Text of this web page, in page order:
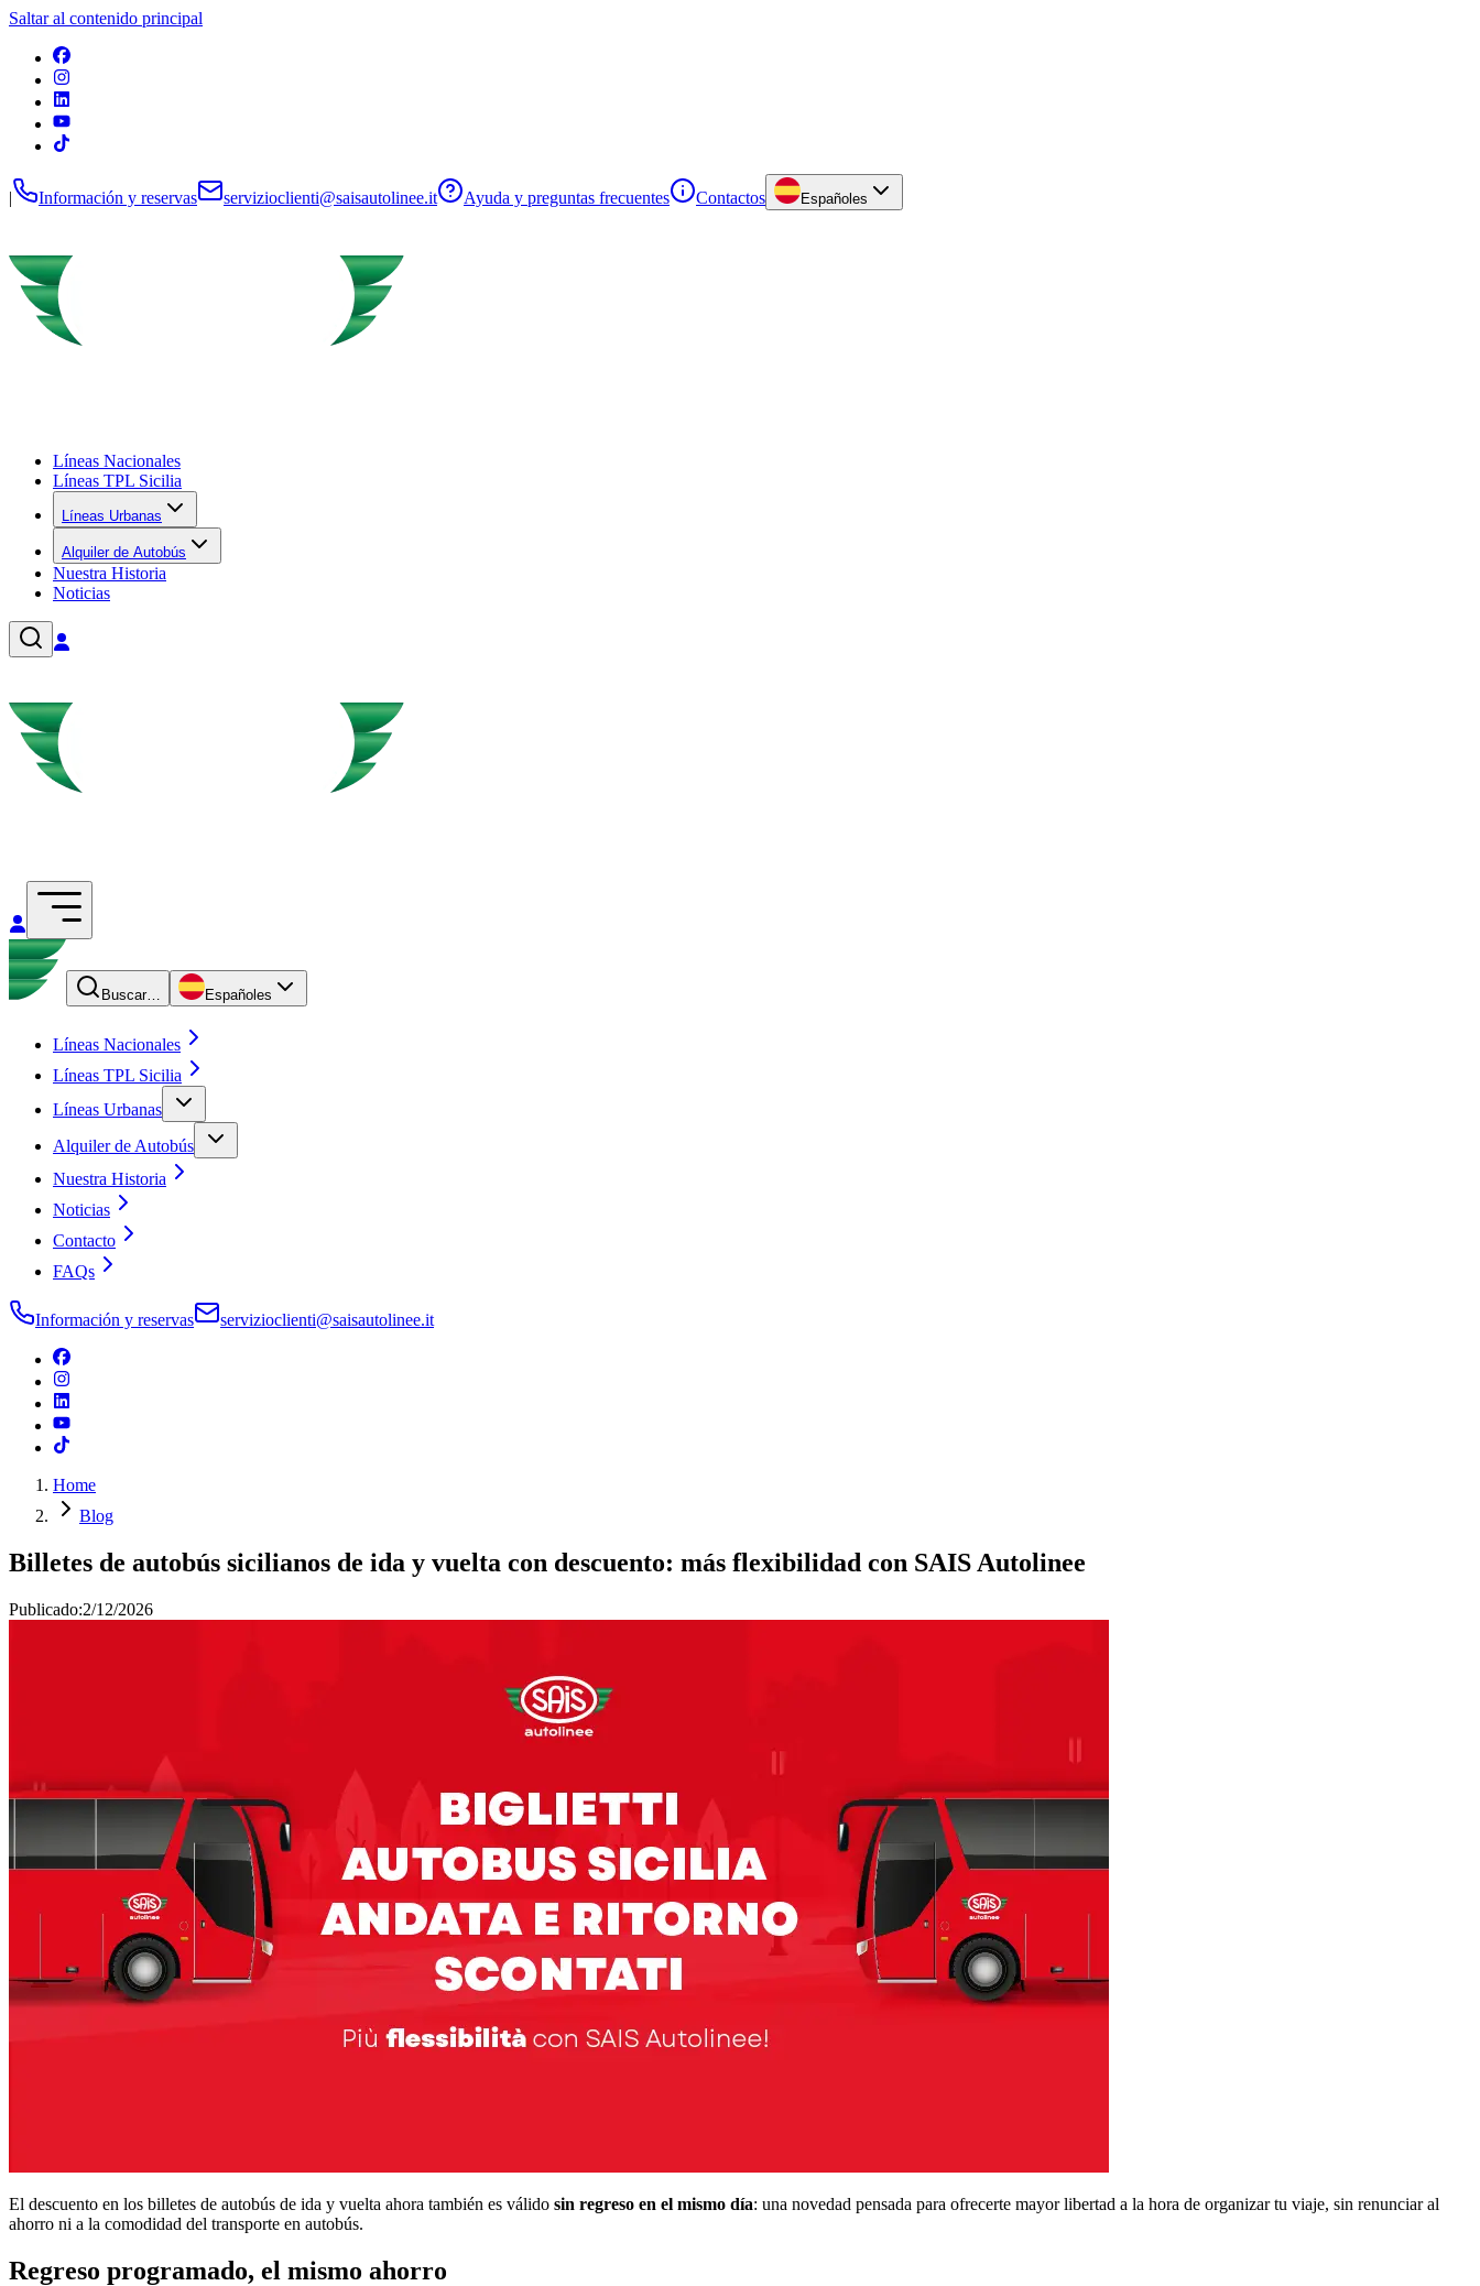
Saltar al contenido principal
| Información y reservas servizioclienti@saisautolinee.it Ayuda y preguntas frecuentes Contactos Español es
Líneas Nacionales
Líneas TPL Sicilia
Líneas Urbanas
Alquiler de Autobús
Nuestra Historia
Noticias
Buscar… Español es
Líneas Nacionales
Líneas TPL Sicilia
Líneas Urbanas
Alquiler de Autobús
Nuestra Historia
Noticias
Contacto
FAQs
Información y reservas servizioclienti@saisautolinee.it
Home
Blog
Billetes de autobús sicilianos de ida y vuelta con descuento: más flexibilidad con SAIS Autolinee
Publicado:2/12/2026
El descuento en los billetes de autobús de ida y vuelta ahora también es válido sin regreso en el mismo día: una novedad pensada para ofrecerte mayor libertad a la hora de organizar tu viaje, sin renunciar al
ahorro ni a la comodidad del transporte en autobús.
Regreso programado, el mismo ahorro